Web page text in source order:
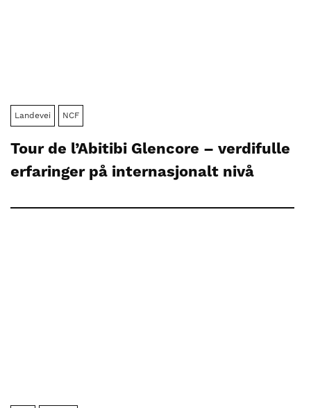
Landevei NCF
Tour de l’Abitibi Glencore – verdifulle
erfaringer på internasjonalt nivå